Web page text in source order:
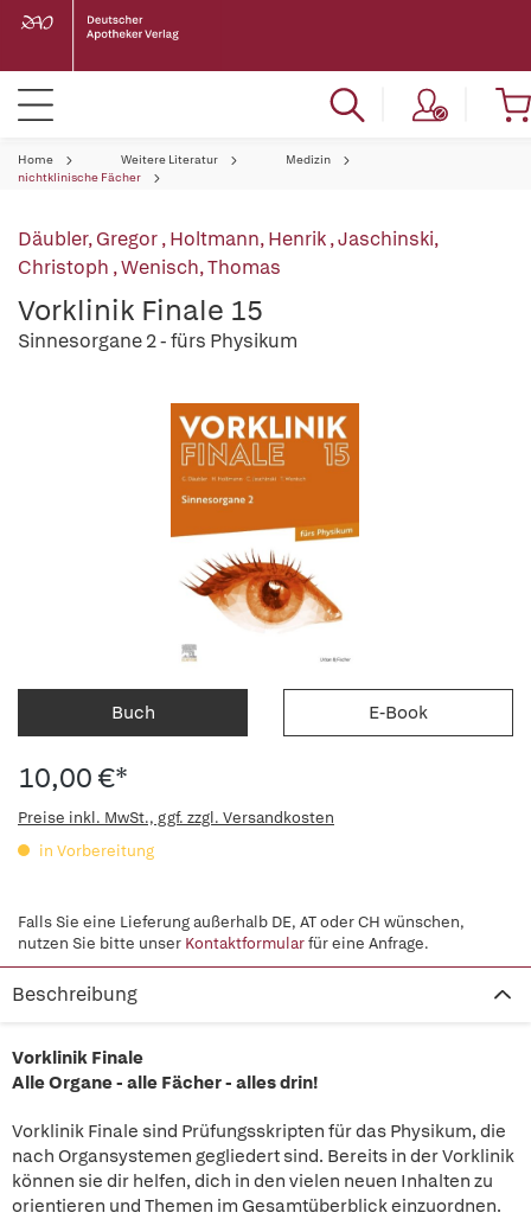
Home Weitere Literatur
Medizin
nichtklinische Fächer
Däubler, Gregor,Holtmann, Henrik,Jaschinski,
Christoph ,Wenisch, Thomas
Vorklinik Finale 15
Sinnesorgane 2 - fürs Physikum
Buch E-Book
10,00 €*
Preise inkl. MwSt., ggf. zzgl. Versandkosten
in Vorbereitung
Falls Sie eine Lieferung außerhalb DE, AT oder CH wünschen,
nutzen Sie bitte unser Kontaktformularfür eine Anfrage.
Beschreibung
Vorklinik Finale
Alle Organe - alle Fächer - alles drin!
Vorklinik Finale sind Prüfungsskripten für das Physikum, die
nach Organsystemen gegliedert sind. Bereits in der Vorklinik
können sie dir helfen, dich in den vielen neuen Inhalten zu
orientieren und Themen im Gesamtüberblick einzuordnen.